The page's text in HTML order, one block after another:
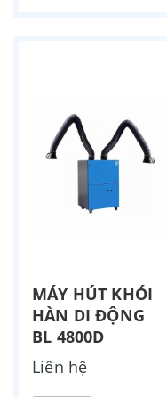
MÁY HÚT KHÓI
HÀN DI ĐỘNG
BL 4800D
Liên hệ